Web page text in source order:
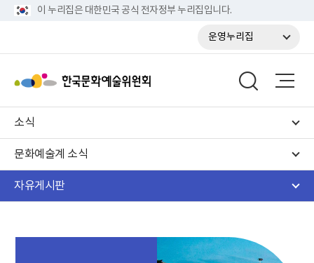
이 누리집은 대한민국 공식 전자정부 누리집입니다.
운영누리집
소식
문화예술계 소식
자유게시판